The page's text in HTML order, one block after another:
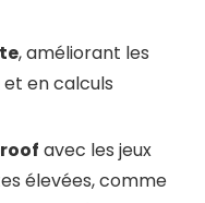
, améliorant les
en calculs
avec les jeux
élevées, comme